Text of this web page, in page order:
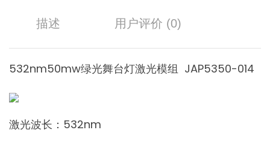
描述 用户评价 (0)
532nm50mw绿光舞台灯激光模组 JAP5350-014
激光波长：532nm